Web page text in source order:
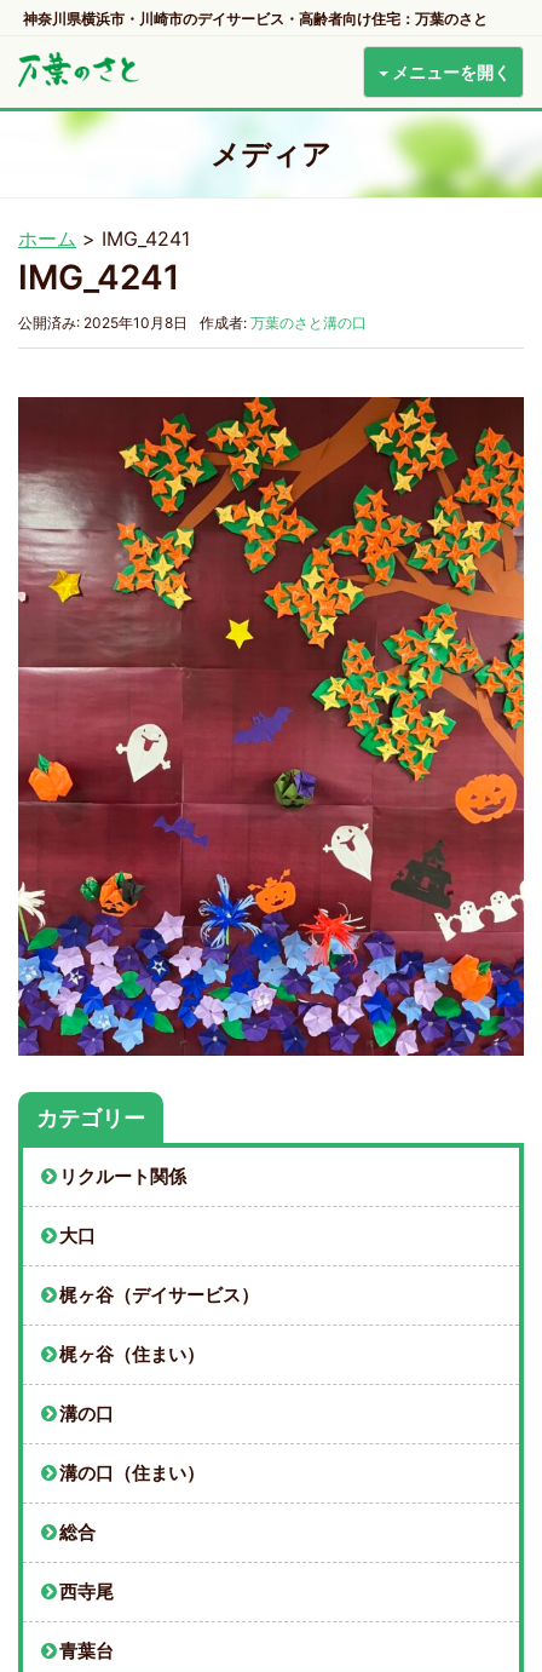
神奈川県横浜市・川崎市のデイサービス・高齢者向け住宅：万葉のさと
メニューを開く
メディア
ホーム > IMG_4241
IMG_4241
公開済み: 2025年10月8日 作成者: 万葉のさと溝の口
カテゴリー
リクルート関係
大口
梶ヶ谷（デイサービス）
梶ヶ谷（住まい）
溝の口
溝の口（住まい）
総合
西寺尾
青葉台